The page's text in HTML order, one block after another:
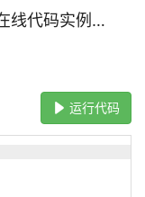
tryjquery_animation1_toggle在线代码实例_w3cschool
运行代码